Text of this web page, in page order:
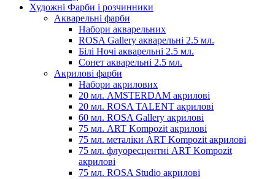
Художні Фарби і розчинники
Акварельні фарби
Набори акварельних
ROSA Gallery акварельні 2.5 мл.
Білі Ночі акварельні 2.5 мл.
Сонет акварельні 2.5 мл.
Акрилові фарби
Набори акрилових
20 мл. AMSTERDAM акрилові
20 мл. ROSA TALENT акрилові
60 мл. ROSA Gallery акрилові
75 мл. ART Kompozit акрилові
75 мл. металіки ART Kompozit акрилові
75 мл. флуоресцентні ART Kompozit
акрилові
75 мл. ROSA Studio акрилові